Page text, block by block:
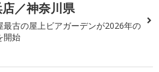
／神奈川県
最古の屋上ビアガーデンが2026年の
開始